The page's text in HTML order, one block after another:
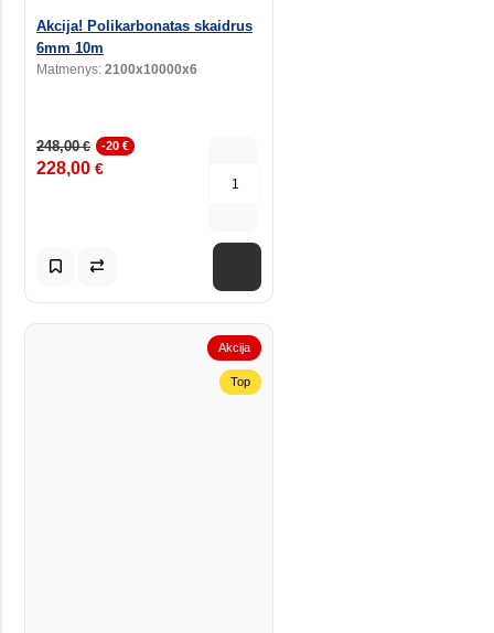
Akcija! Polikarbonatas skaidrus
6mm 10m
Matmenys: 2100x10000x6
248,00€ -20 €
228,00 €
Akcija
Top